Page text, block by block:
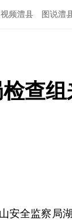
视频澧县 图说澧
查
安全监察局